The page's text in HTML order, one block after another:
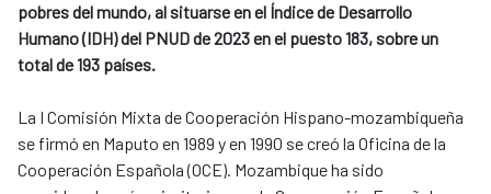
pobres del mundo, al situarse en el Índice de Desarrollo
Humano (IDH) del PNUD de 2023 en el puesto 183, sobre un
total de 193 países.
La I Comisión Mixta de Cooperación Hispano-mozambiqueña
se firmó en Maputo en 1989 y en 1990 se creó la Oficina de la
Cooperación Española (OCE). Mozambique ha sido